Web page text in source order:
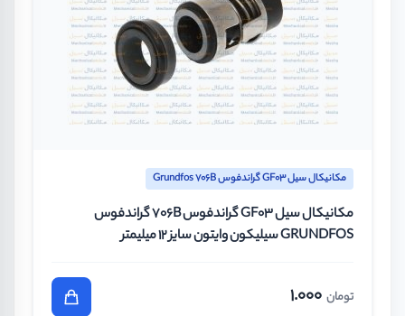
مکانیکال سیل GF03 گراندفوس Grundfos 706B
مکانیکال سیل GF03 گراندفوس 706B گراندفوس
GRUNDFOS سیلیکون وایتون سایز 12 میلیمتر
تومان 1.000